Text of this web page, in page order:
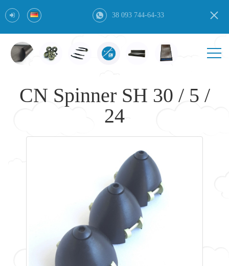
38 093 744-64-33
CN Spinner SH 30 / 5 /
24